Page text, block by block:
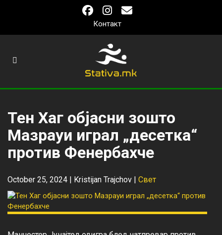
Контакт
Тен Хаг објасни зошто
Мазрауи играл „десетка“
против Фенербахче
October 25, 2024 | Kristijan Trajchov | Свет